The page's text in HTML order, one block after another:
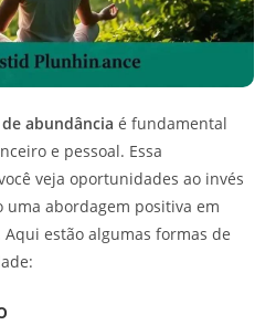
abundância é fundamental
e pessoal. Essa
veja oportunidades ao invés
abordagem positiva em
estão algumas formas de